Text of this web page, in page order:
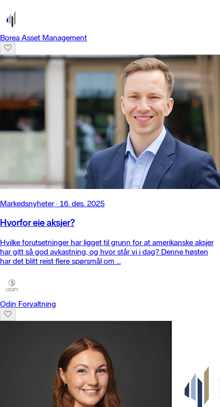
Borea Asset Management
Markedsnyheter · 16. des. 2025
Hvorfor eie aksjer?
Hvilke forutsetninger har ligget til grunn for at amerikanske aksjer
har gitt så god avkastning, og hvor står vi i dag? Denne høsten
har det blitt reist flere spørsmål om ...
Odin Forvaltning